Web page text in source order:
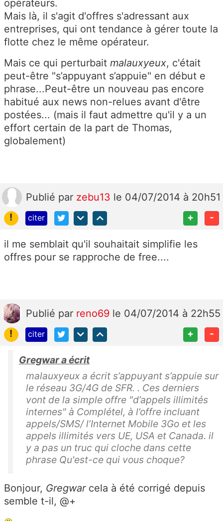
opérateurs.
Mais là, il s'agit d'offres s'adressant aux
entreprises, qui ont tendance à gérer toute la
flotte chez le même opérateur.
Mais ce qui perturbait malauxyeux, c'était
peut-être "s’appuyant s’appuie" en début e
phrase...Peut-être un nouveau pas encore
habitué aux news non-relues avant d'être
postées... (mais il faut admettre qu'il y a un
effort certain de la part de Thomas,
globalement)
Publié par zebu13 le 04/07/2014 à 20h51
!
citer + -
il me semblait qu'il souhaitait simplifie les
offres pour se rapproche de free....
Publié par reno69 le 04/07/2014 à 22h55
!
citer + -
Gregwar a écrit
malauxyeux a écrit s’appuyant s’appuie sur
le réseau 3G/4G de SFR. . Ces derniers
vont de la simple offre "d’appels illimités
internes" à Complétel, à l’offre incluant
appels/SMS/ l’Internet Mobile 3Go et les
appels illimités vers UE, USA et Canada. il
y a pas un truc qui cloche dans cette
phrase Qu'est-ce qui vous choque?
Bonjour, Gregwarcela à été corrigé depuis
semble t-il, @+